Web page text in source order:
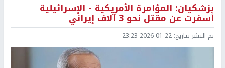
بزشكيان: المؤامرة الأمريكية - الإسرائيلية
أسفرت عن مقتل نحو 3 آلاف إيراني
تم النشر بتاريخ: 2026-01-22 23:23